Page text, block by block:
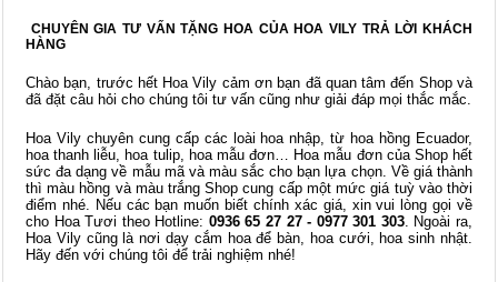
CHUYÊN GIA TƯ VẤN TẶNG HOA CỦA HOA VILY TRẢ LỜI KHÁCH
HÀNG
Chào bạn, trước hết Hoa Vily cảm ơn bạn đã quan tâm đến Shop và
đã đặt câu hỏi cho chúng tôi tư vấn cũng như giải đáp mọi thắc mắc.
Hoa Vily chuyên cung cấp các loài hoa nhập, từ hoa hồng Ecuador,
hoa thanh liễu, hoa tulip, hoa mẫu đơn… Hoa mẫu đơn của Shop hết
sức đa dạng về mẫu mã và màu sắc cho bạn lựa chọn. Về giá thành
thì màu hồng và màu trắng Shop cung cấp một mức giá tuỳ vào thời
điểm nhé. Nếu các bạn muốn biết chính xác giá, xin vui lòng gọi về
cho Hoa Tươi theo Hotline: 0936 65 27 27 - 0977 301 303. Ngoài ra,
Hoa Vily cũng là nơi dạy cắm hoa để bàn, hoa cưới, hoa sinh nhật.
Hãy đến với chúng tôi để trải nghiệm nhé!